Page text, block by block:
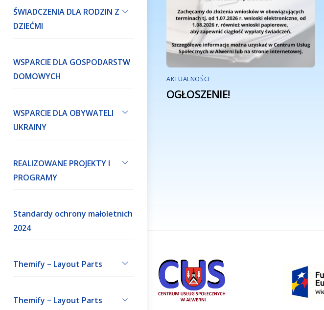
ŚWIADCZENIA DLA RODZIN Z
DZIEĆMI
WSPARCIE DLA GOSPODARSTW
DOMOWYCH
WSPARCIE DLA OBYWATELI
UKRAINY
REALIZOWANE PROJEKTY I
PROGRAMY
Standardy ochrony małoletnich
2024
Themify – Layout Parts
Themify – Layout Parts
AKTUALNOŚCI
OGŁOSZENIE!